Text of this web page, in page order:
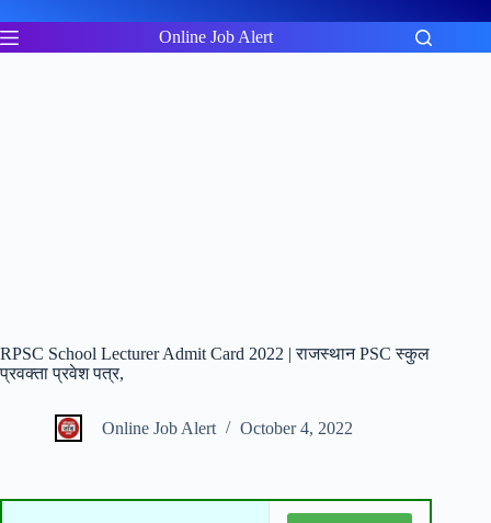
to
content
Online Job Alert
RPSC School Lecturer Admit Card 2022 | राजस्थान PSC स्कुल
प्रवक्ता प्रवेश पत्र,
Online Job Alert October 4, 2022